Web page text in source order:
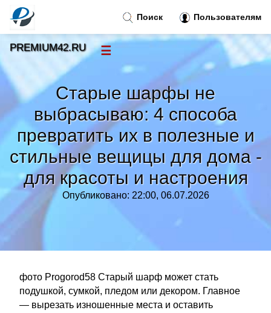
Старые шарфы не
выбрасываю: 4 способа
превратить их в полезные и
стильные вещицы для дома -
для красоты и настроения
Опубликовано: 22:00, 06.07.2026
фото Progorod58 Старый шарф может стать
подушкой, сумкой, пледом или декором. Главное
— вырезать изношенные места и оставить
Поиск Пользователям
PREMIUM42.RU ☰
Тренды новостей »
Рубрики»
Правила »
Контакт